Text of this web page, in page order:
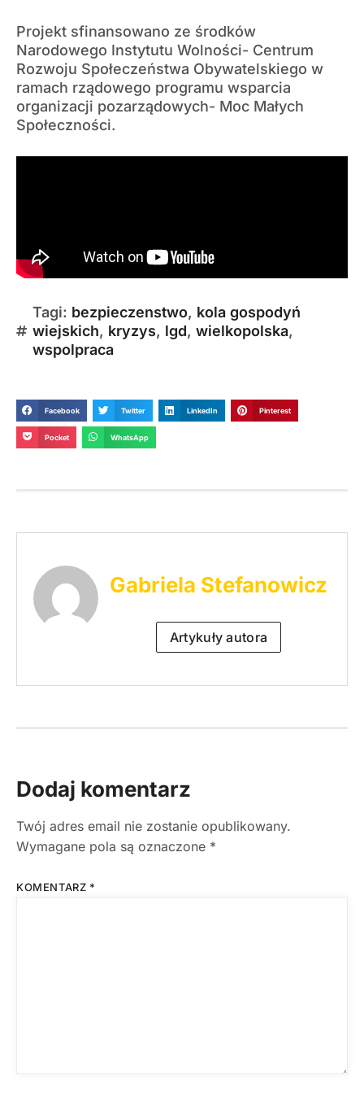
Projekt sfinansowano ze środków
Narodowego Instytutu Wolności- Centrum
Rozwoju Społeczeństwa Obywatelskiego w
ramach rządowego programu wsparcia
organizacji pozarządowych- Moc Małych
Społeczności.
Tagi: bezpieczenstwo, kola gospodyń
wiejskich, kryzys, lgd, wielkopolska,
wspolpraca
Facebook Twitter LinkedIn Pinterest
Pocket WhatsApp
Gabriela Stefanowicz
Artykuły autora
Dodaj komentarz
Twój adres email nie zostanie opublikowany.
Wymagane pola są oznaczone *
KOMENTARZ *